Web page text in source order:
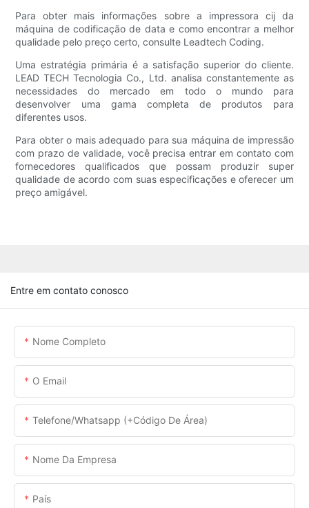
Para obter mais informações sobre a impressora cij da
máquina de codificação de data e como encontrar a melhor
qualidade pelo preço certo, consulte Leadtech Coding.
Uma estratégia primária é a satisfação superior do cliente.
LEAD TECH Tecnologia Co., Ltd. analisa constantemente as
necessidades do mercado em todo o mundo para
desenvolver uma gama completa de produtos para
diferentes usos.
Para obter o mais adequado para sua máquina de impressão
com prazo de validade, você precisa entrar em contato com
fornecedores qualificados que possam produzir super
qualidade de acordo com suas especificações e oferecer um
preço amigável.
Entre em contato conosco
Nome Completo
O Email
Telefone/whatsapp (+código De Área)
Nome Da Empresa
País